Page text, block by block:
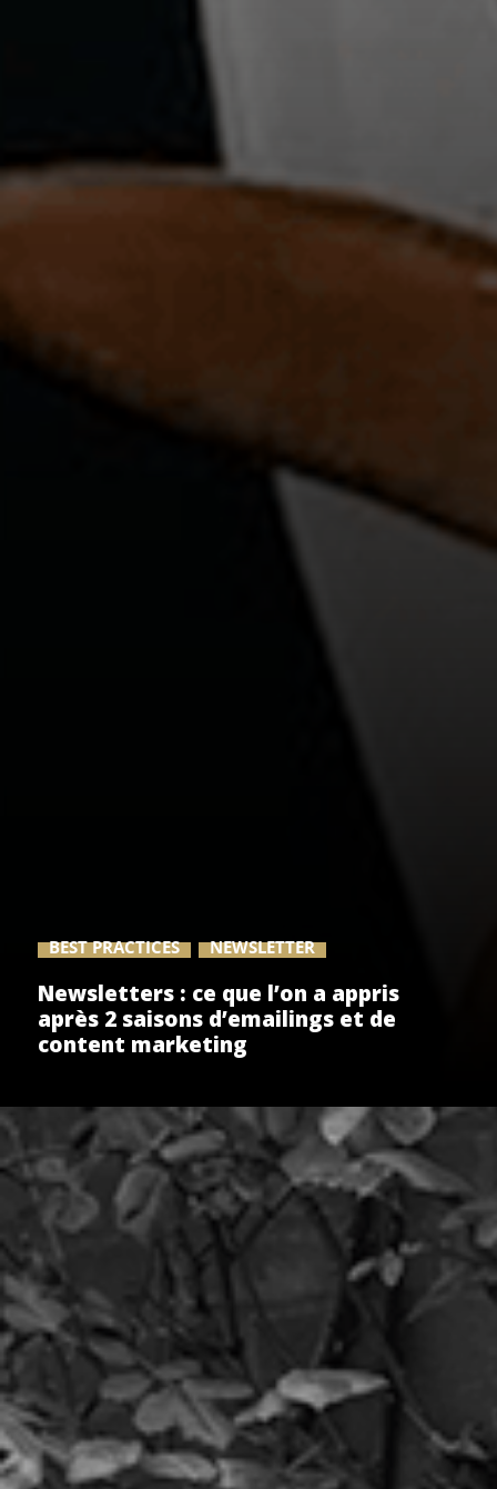
BEST PRACTICES NEWSLETTER
Newsletters : ce que l’on a appris
après 2 saisons d’emailings et de
content marketing